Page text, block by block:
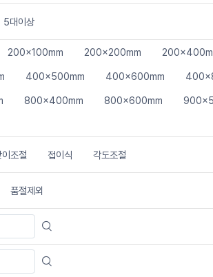
5대이상
200x100mm 200x200mm
400x500mm 400x600mm
800x400mm 800x600mm
조절 접이식 각도조절
품절제외